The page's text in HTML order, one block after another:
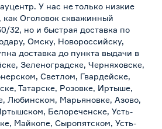
У нас не только низкие
как Оголовок скважинный
32, но и быстрая доставка по
Омску, Новороссийску,
доставка до пункта выдачи в
Зеленоградске, Черняховске,
Светлом, Гвардейске,
Татарске, Розовке, Иртыше,
Любинском, Марьяновке, Азово,
Белореченске, Усть-
Майкопе, Сыропятском, Усть-